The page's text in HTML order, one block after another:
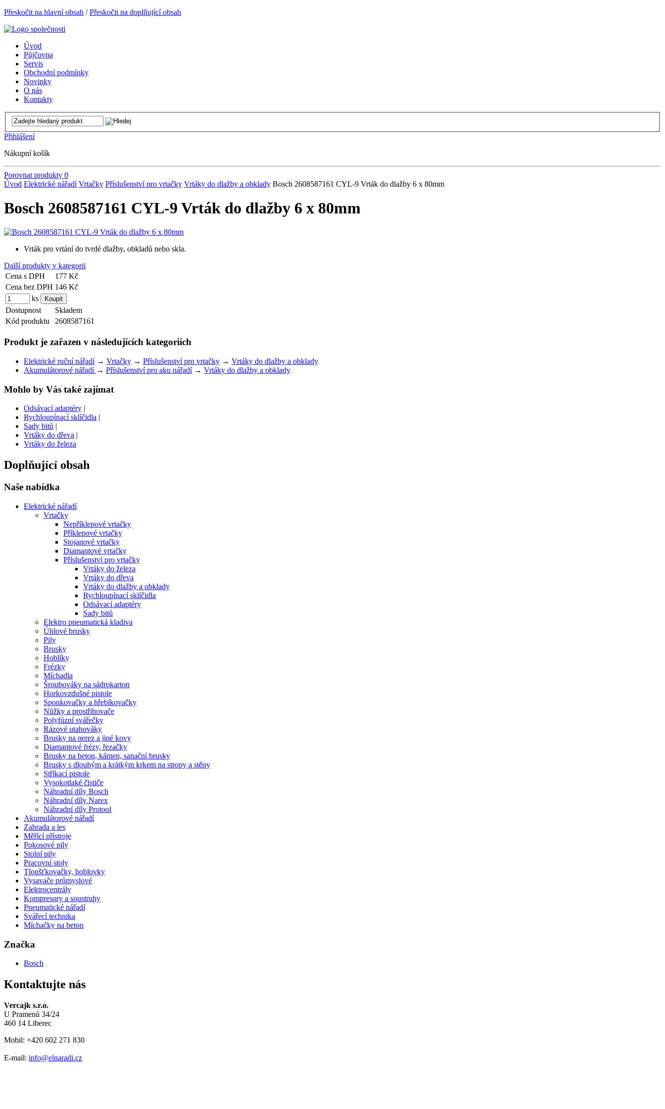
Přeskočit na hlavní obsah /Přeskočit na doplňující obsah
Úvod
Půjčovna
Servis
Obchodní podmínky
Novinky
O nás
Kontakty
Přihlášení
Nákupní košík
Porovnat produkty 0
Úvod Elektrické nářadí Vrtačky Příslušenství pro vrtačky Vrtáky do dlažby a obklady Bosch 2608587161 CYL-9 Vrták do dlažby 6 x 80mm
Bosch 2608587161 CYL-9 Vrták do dlažby 6 x 80mm
Vrták pro vrtání do tvrdé dlažby, obkladů nebo skla.
Další produkty v kategorii
Cena s DPH
177 Kč
Cena bez DPH 146 Kč
ks
Dostupnost
Skladem
Kód produktu
2608587161
Produkt je zařazen v následujících kategoriích
Elektrické ruční nářadí→ Vrtačky → Příslušenství pro vrtačky → Vrtáky do dlažby a obklady
Akumulátorové nářadí → Příslušenství pro aku nářadí→ Vrtáky do dlažby a obklady
Mohlo by Vás také zajímat
Odsávací adaptéry |
Rychloupínací sklíčidla |
Sady bitů |
Vrtáky do dřeva |
Vrtáky do železa
Doplňující obsah
Naše nabídka
Elektrické nářadí
Vrtačky
Nepříklepové vrtačky
Příklepové vrtačky
Stojanové vrtačky
Diamantové vrtačky
Příslušenství pro vrtačky
Vrtáky do železa
Vrtáky do dřeva
Vrtáky do dlažby a obklady
Rychloupínací sklíčidla
Odsávací adaptéry
Sady bitů
Elektro pneumatická kladiva
Úhlové brusky
Pily
Brusky
Hoblíky
Frézky
Míchadla
Šroubováky na sádrokarton
Horkovzdušné pistole
Sponkovačky a hřebíkovačky
Nůžky a prostřihovače
Polyfúzní svářečky
Rázové utahováky
Brusky na nerez a jiné kovy
Diamantové frézy, řezačky
Brusky na beton, kámen, sanační brusky
Brusky s dlouhým a krátkým krkem na stropy a stěny
Stříkací pistole
Vysokotlaké čističe
Náhradní díly Bosch
Náhradní díly Narex
Náhradní díly Protool
Akumulátorové nářadí
Zahrada a les
Měřící přístroje
Pokosové pily
Stolní pily
Pracovní stoly
Tloušťkovačky, hoblovky
Vysavače průmyslové
Elektrocentrály
Kompresory a soustruhy
Pneumatické nářadí
Svářecí technika
Míchačky na beton
Značka
Bosch
Kontaktujte nás
Vercajk s.r.o.
U Pramenů 34/24
460 14 Liberec
Mobil: +420 602 271 830
E-mail: info@elnaradi.cz